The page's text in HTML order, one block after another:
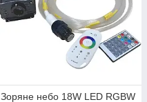
Зоряне небо 18W LED RGBW